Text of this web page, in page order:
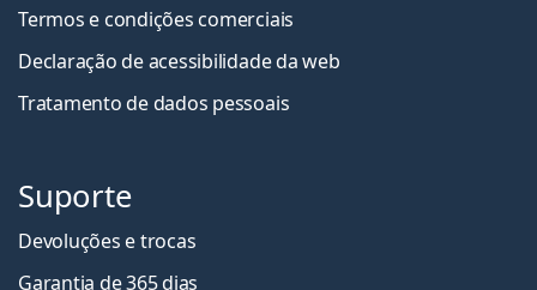
Termos e condições comerciais
Declaração de acessibilidade da web
Tratamento de dados pessoais
Suporte
Devoluções e trocas
Garantia de 365 dias